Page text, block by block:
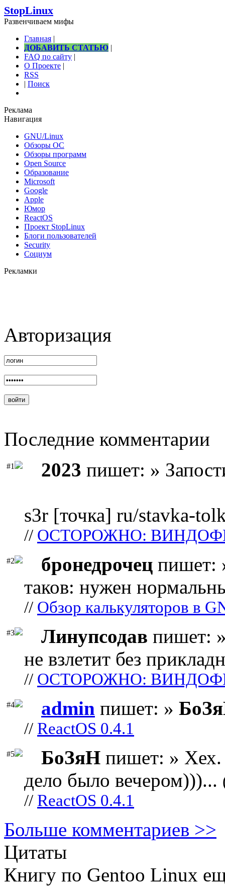
StopLinux
Развенчиваем мифы
Главная |
ДОБАВИТЬ СТАТЬЮ |
FAQ по сайту |
О Проекте |
RSS
| Поиск
Реклама
Навигация
GNU/Linux
Обзоры ОС
Обзоры программ
Open Source
Образование
Microsoft
Google
Apple
Юмор
ReactOS
Проект StopLinux
Блоги пользователей
Security
Социум
Рекламки
Авторизация
Последние комментарии
#1 2023 пишет: »
s3r [точка] ru/stavka-
// ОСТОРОЖНО:
#2 бронедрочец пишет:
таков: нужен
// Обзор калькуляторов в
#3 Линупсодав пишет:
не взлетит без
// ОСТОРОЖНО:
#4 admin пишет: »
// ReactOS 0.4.1
#5 БоЗяН пишет: » Хех.
дело было вечером)))...
// ReactOS 0.4.1
Больше комментариев >>
Цитаты
Книгу по Gentoo Linux